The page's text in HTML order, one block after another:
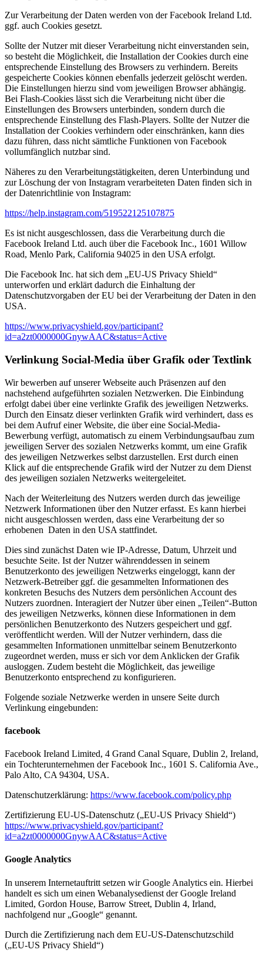
Zur Verarbeitung der Daten werden von der Facebook Ireland Ltd.
ggf. auch Cookies gesetzt.
Sollte der Nutzer mit dieser Verarbeitung nicht einverstanden sein,
so besteht die Möglichkeit, die Installation der Cookies durch eine
entsprechende Einstellung des Browsers zu verhindern. Bereits
gespeicherte Cookies können ebenfalls jederzeit gelöscht werden.
Die Einstellungen hierzu sind vom jeweiligen Browser abhängig.
Bei Flash-Cookies lässt sich die Verarbeitung nicht über die
Einstellungen des Browsers unterbinden, sondern durch die
entsprechende Einstellung des Flash-Players. Sollte der Nutzer die
Installation der Cookies verhindern oder einschränken, kann dies
dazu führen, dass nicht sämtliche Funktionen von Facebook
vollumfänglich nutzbar sind.
Näheres zu den Verarbeitungstätigkeiten, deren Unterbindung und
zur Löschung der von Instagram verarbeiteten Daten finden sich in
der Datenrichtlinie von Instagram:
https://help.instagram.com/519522125107875
Es ist nicht ausgeschlossen, dass die Verarbeitung durch die
Facebook Ireland Ltd. auch über die Facebook Inc., 1601 Willow
Road, Menlo Park, California 94025 in den USA erfolgt.
Die Facebook Inc. hat sich dem „EU-US Privacy Shield“
unterworfen und erklärt dadurch die Einhaltung der
Datenschutzvorgaben der EU bei der Verarbeitung der Daten in den
USA.
https://www.privacyshield.gov/participant?
id=a2zt0000000GnywAAC&status=Active
Verlinkung Social-Media über Grafik oder Textlink
Wir bewerben auf unserer Webseite auch Präsenzen auf den
nachstehend aufgeführten sozialen Netzwerken. Die Einbindung
erfolgt dabei über eine verlinkte Grafik des jeweiligen Netzwerks.
Durch den Einsatz dieser verlinkten Grafik wird verhindert, dass es
bei dem Aufruf einer Website, die über eine Social-Media-
Bewerbung verfügt, automatisch zu einem Verbindungsaufbau zum
jeweiligen Server des sozialen Netzwerks kommt, um eine Grafik
des jeweiligen Netzwerkes selbst darzustellen. Erst durch einen
Klick auf die entsprechende Grafik wird der Nutzer zu dem Dienst
des jeweiligen sozialen Netzwerks weitergeleitet.
Nach der Weiterleitung des Nutzers werden durch das jeweilige
Netzwerk Informationen über den Nutzer erfasst. Es kann hierbei
nicht ausgeschlossen werden, dass eine Verarbeitung der so
erhobenen Daten in den USA stattfindet.
Dies sind zunächst Daten wie IP-Adresse, Datum, Uhrzeit und
besuchte Seite. Ist der Nutzer währenddessen in seinem
Benutzerkonto des jeweiligen Netzwerks eingeloggt, kann der
Netzwerk-Betreiber ggf. die gesammelten Informationen des
konkreten Besuchs des Nutzers dem persönlichen Account des
Nutzers zuordnen. Interagiert der Nutzer über einen „Teilen“-Button
des jeweiligen Netzwerks, können diese Informationen in dem
persönlichen Benutzerkonto des Nutzers gespeichert und ggf.
veröffentlicht werden. Will der Nutzer verhindern, dass die
gesammelten Informationen unmittelbar seinem Benutzerkonto
zugeordnet werden, muss er sich vor dem Anklicken der Grafik
ausloggen. Zudem besteht die Möglichkeit, das jeweilige
Benutzerkonto entsprechend zu konfigurieren.
Folgende soziale Netzwerke werden in unsere Seite durch
Verlinkung eingebunden:
facebook
Facebook Ireland Limited, 4 Grand Canal Square, Dublin 2, Ireland,
ein Tochterunternehmen der Facebook Inc., 1601 S. California Ave.,
Palo Alto, CA 94304, USA.
Datenschutzerklärung: https://www.facebook.com/policy.php
Zertifizierung EU-US-Datenschutz („EU-US Privacy Shield“)
https://www.privacyshield.gov/participant?
id=a2zt0000000GnywAAC&status=Active
Google Analytics
In unserem Internetauftritt setzen wir Google Analytics ein. Hierbei
handelt es sich um einen Webanalysedienst der Google Ireland
Limited, Gordon House, Barrow Street, Dublin 4, Irland,
nachfolgend nur „Google“ genannt.
Durch die Zertifizierung nach dem EU-US-Datenschutzschild
(„EU-US Privacy Shield“)